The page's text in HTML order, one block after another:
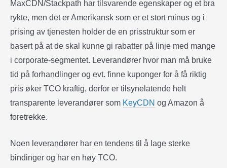
MaxCDN/Stackpath har tilsvarende egenskaper og et bra
rykte, men det er Amerikansk som er et stort minus og i
prising av tjenesten holder de en prisstruktur som er
basert på at de skal kunne gi rabatter på linje med mange
i corporate-segmentet. Leverandører hvor man må bruke
tid på forhandlinger og evt. finne kuponger for å få riktig
pris øker TCO kraftig, derfor er tilsynelatende helt
transparente leverandører som KeyCDN og Amazon å
foretrekke.
Noen leverandører har en tendens til å lage sterke
bindinger og har en høy TCO.